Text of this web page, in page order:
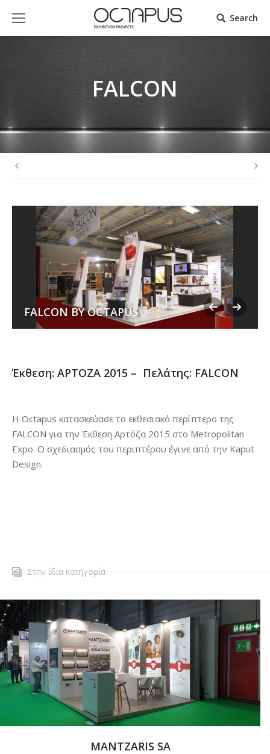
Search
FALCON
FALCON BY OCTAPUS
Έκθεση: ΑΡΤΟΖΑ 2015 – Πελάτης: FALCON
H Octapus κατασκεύασε το εκθεσιακό περίπτερο της
FALCON για την Έκθεση Αρτόζα 2015 στο Metropolitan
Expo. Ο σχεδιασμός του περιπτέρου έγινε από την Kaput
Design.
Στην ίδια κατηγορία
MANTZARIS SA